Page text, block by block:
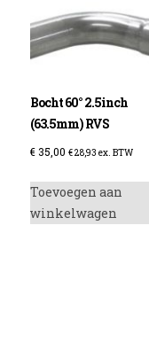
Bocht 60° 2.5inch
(63.5mm) RVS
€ 35,00 €28,93 ex. BTW
Toevoegen aan
winkelwagen